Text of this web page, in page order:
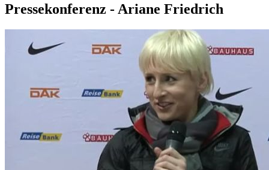
Pressekonferenz - Ariane Friedrich